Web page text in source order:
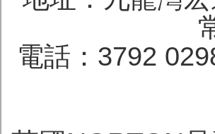
電話：3792